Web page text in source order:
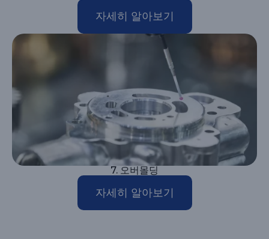
자세히 알아보기
7. 오버몰딩
자세히 알아보기